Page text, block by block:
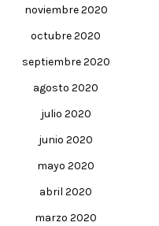
noviembre 2020
octubre 2020
septiembre 2020
agosto 2020
julio 2020
junio 2020
mayo 2020
abril 2020
marzo 2020